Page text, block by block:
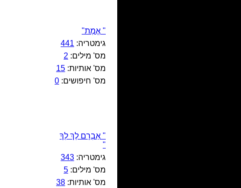
" אֱמֶת"
גימטריה: 441
מס' מילים: 2
מס' אותיות: 15
מס' חיפושים: 0
" אַבְרָם לֶךְ לְךָ
"
גימטריה: 343
מס' מילים: 5
מס' אותיות: 38